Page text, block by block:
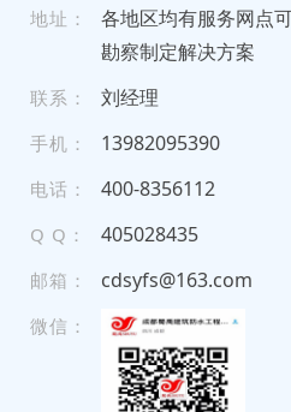
地址：
各地区均有服务网点
勘察制定解决方案
联系： 刘经理
手机： 13 982 09 539 0
电话： 4 0 0- 8 35 61 12
Q Q： 405028435
邮箱： cdsyfs@163.com
微信：